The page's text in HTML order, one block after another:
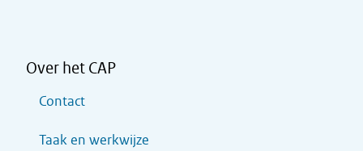
Over het CAP
Contact
Taak en werkwijze